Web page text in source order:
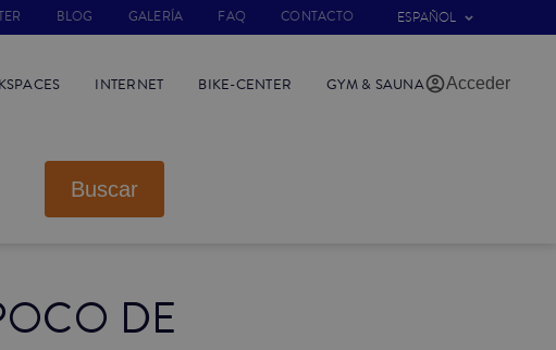
DE
BLOG GALERÍA FAQ CONTACTO ESPAÑOL
INTERNET BIKE-CENTER GYM & SAUNA Acceder
Buscar